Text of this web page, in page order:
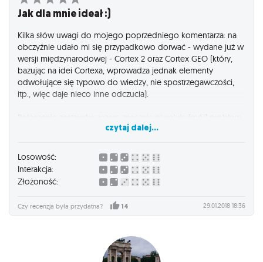
Jak dla mnie ideał :)
Kilka słów uwagi do mojego poprzedniego komentarza: na
obczyźnie udało mi się przypadkowo dorwać - wydane już w
wersji międzynarodowej - Cortex 2 oraz Cortex GEO (który,
bazując na idei Cortexa, wprowadza jednak elementy
odwołujące się typowo do wiedzy, nie spostrzegawczości,
itp., więc daje nieco inne odczucia).
Połączenie zestawów razem znacznie niweluje (mój) problem
z powtarzalnością kart, a jednocześnie wprowadza w mózgu
Wymaga to pewnej modyfikacji zasad, aby utrzymać płynność
rozgrywki - tzn. żeby można było zgrabnie uzbierać pary kart
przy limicie 4 kart na ręce. (My gramy tak, że tasujemy
wszystkie karty ze wszystkich zestawów razem i dzielimy na 3
stosy, a osoba dociągająca nową kartę może wybrać
dowolny z nich.)
Wciąż uważam, że nie jest to ani Dobble-killer, ani typowo gra
imprezowa (na pewno nie w każdym towarzystwie), ale
wprowadzenie większej różnorodności poprzez więcej kart i
czytaj dalej...
Losowość:
Interakcja:
Złożoność:
Czy recenzja była przydatna? 14 29.01.2018 18:36